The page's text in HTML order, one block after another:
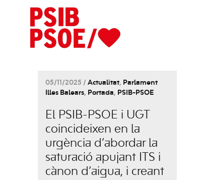
05/11/2025 / Actualitat, Parlament
Illes Balears, Portada, PSIB-PSOE
El PSIB-PSOE i UGT
coincideixen en la
urgència d’abordar la
saturació apujant ITS i
cànon d’aigua, i creant